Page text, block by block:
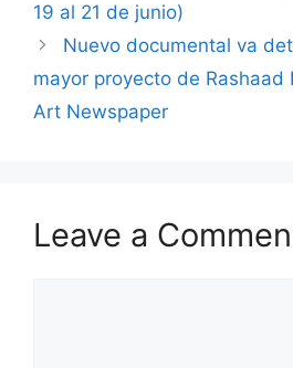
19 al 21 de junio)
Nuevo documental va
mayor proyecto de Rashaad
Art Newspaper
Leave a